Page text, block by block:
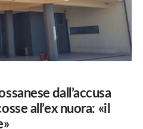
dall’accusa
all’ex nuora: «il